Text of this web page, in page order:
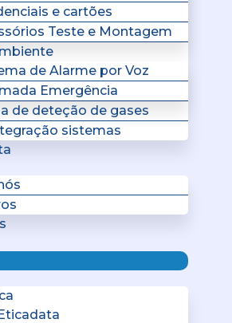
e cartões
Teste e Montagem
de Alarme por Voz
Emergência
de deteção de gases
sistemas